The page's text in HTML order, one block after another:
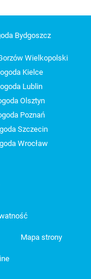
Bydgoszcz
Wielkopolski
Kielce
Lublin
Olsztyn
Poznań
Szczecin
Wrocław
Mapa strony